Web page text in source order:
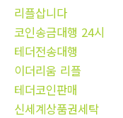
리플삽니다
코인송금대행 24시
테더전송대행
이더리움 리플
테더코인판매
신세계상품권세탁